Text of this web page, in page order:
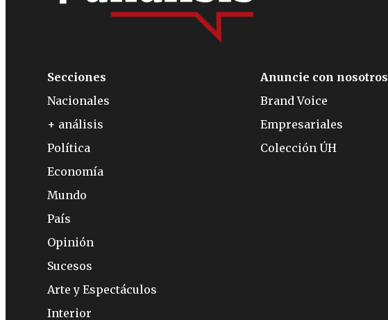
Secciones
Nacionales
+ análisis
Política
Economía
Mundo
País
Opinión
Sucesos
Arte y Espectáculos
Interior
Anuncie con nosotros
Brand Voice
Empresariales
Colección ÚH